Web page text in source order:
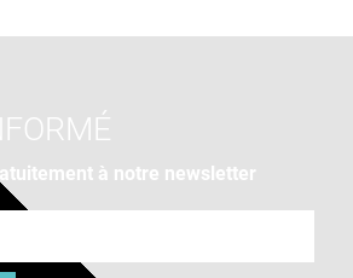
à notre newsletter